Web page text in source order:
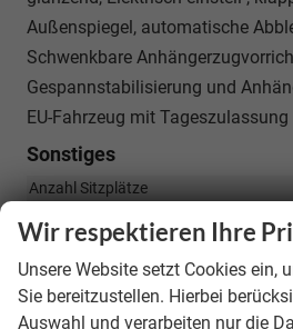
Außenspiegel, automatische
Schwenkbare
Gespannstabilisierung und
EU-Fahrzeug mit Tageszulassung
Sonstiges
Anzahl Sitzplätze
Gesamtpreis
incl. 19% MwSt., den Kosten für
Wir respektieren Ihre
Unsere Website setzt Cookies ein,
Sie bereitzustellen. Hierbei
Auswahl und verarbeiten nur die